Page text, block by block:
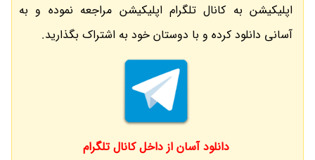
اپلیکیشن به کانال تلگرام اپلیکیشن مراجعه نموده و به
آسانی دانلود کرده و با دوستان خود به اشتراک بگذارید.
دانلود آسان از داخل کانال تلگرام